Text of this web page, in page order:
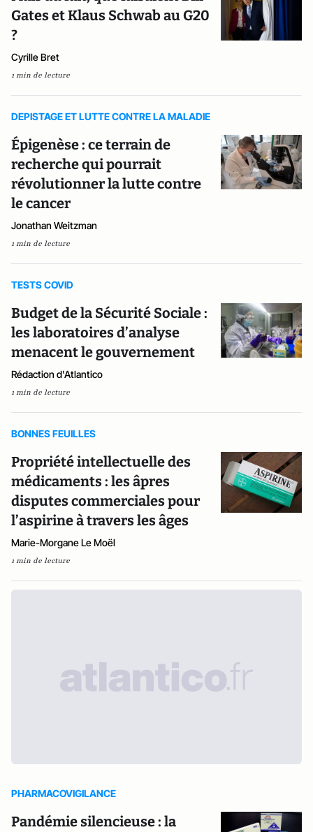
Gates et Klaus Schwab au G20
?
Cyrille Bret
1 min de lecture
DEPISTAGE ET LUTTE CONTRE LA MALADIE
Épigenèse : ce terrain de
recherche qui pourrait
révolutionner la lutte contre
le cancer
Jonathan Weitzman
1 min de lecture
TESTS COVID
Budget de la Sécurité Sociale :
les laboratoires d’analyse
menacent le gouvernement
Rédaction d'Atlantico
1 min de lecture
BONNES FEUILLES
Propriété intellectuelle des
médicaments : les âpres
disputes commerciales pour
l’aspirine à travers les âges
Marie-Morgane Le Moël
1 min de lecture
PHARMACOVIGILANCE
Pandémie silencieuse : la